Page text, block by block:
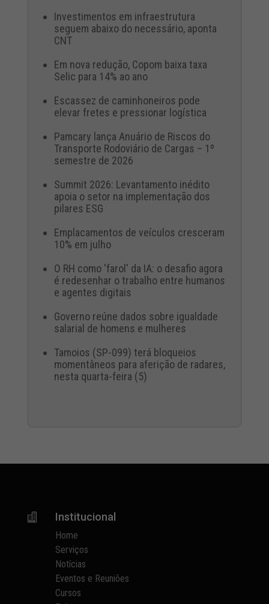
Investimentos em infraestrutura
seguem abaixo do necessário, aponta
CNT
Em nova redução, Copom baixa taxa
Selic para 14% ao ano
Escassez de caminhoneiros pode
elevar fretes e pressionar logística
Pamcary lança Anuário de Riscos do
Transporte Rodoviário de Cargas – 1º
semestre de 2026
Summit 2026: Levantamento inédito
apoia o setor na implementação dos
pilares ESG
Emplacamentos de veículos cresceram
10% em julho
O RH como 'farol' da IA: o desafio agora
é redesenhar o trabalho entre humanos
e agentes digitais
Governo reúne dados sobre igualdade
salarial de homens e mulheres
Tamoios (SP-099) terá bloqueios
momentâneos para aferição de radares,
nesta quarta-feira (5)
 Institucional
Home
Serviços
Notícias
Eventos e Reuniões
Cursos